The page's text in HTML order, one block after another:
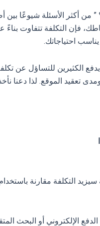
سؤال “ما هي تكلفة إنشاء موقع إلكتروني في مصر
فإن التكلفة تتفاوت بناءً
احتياجاتك.
الكثيرين للتساؤل عن
تعقيد الموقع. لذا دعنا
التكلفة مقارنة
الإلكتروني أو البحث